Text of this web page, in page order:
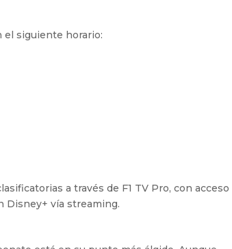
el siguiente horario:
a través de F1 TV Pro, con acceso
Disney+ vía streaming.